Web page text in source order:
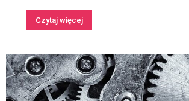
Czytaj więcej